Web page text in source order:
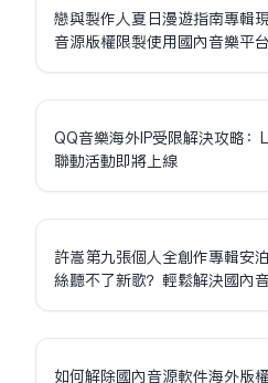
戀與製作人夏日漫遊指南專輯
音源版權限制使用國內音樂平台
QQ音樂海外IP受限解決攻略
聯動活動即將上線
許嵩第九張個人全創作專輯安
絲聽不了新歌？輕鬆解決國內
如何解除國內音源軟件海外版